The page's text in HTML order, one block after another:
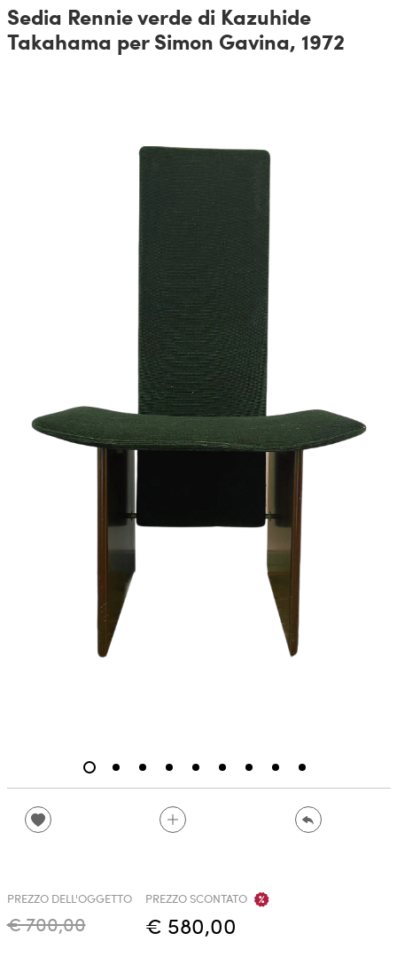
Sedia Rennie verde di Kazuhide
Takahama per Simon Gavina, 1972
PREZZO DELL'OGGETTO
€ 700,00
PREZZO SCONTATO
€ 580,00